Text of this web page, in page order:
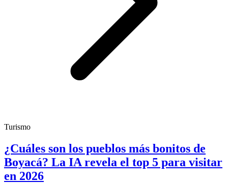
Turismo
¿Cuáles son los pueblos más bonitos de
Boyacá? La IA revela el top 5 para visitar
en 2026